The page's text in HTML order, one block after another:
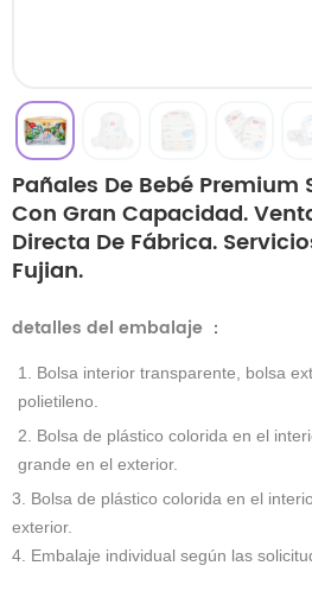
Pañales De Bebé Premium
Con Gran Capacidad.
Directa De Fábrica.
Fujian.
detalles del embalaje ：
1. Bolsa interior transparente, bolsa
polietileno.
2. Bolsa de plástico colorida en el
grande en el exterior.
3. Bolsa de plástico colorida en el
exterior.
4. Embalaje individual según las